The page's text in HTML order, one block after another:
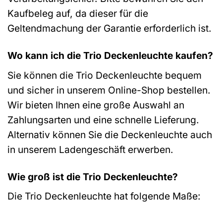
Kaufbeleg auf, da dieser für die
Geltendmachung der Garantie erforderlich ist.
Wo kann ich die Trio Deckenleuchte kaufen?
Sie können die Trio Deckenleuchte bequem
und sicher in unserem Online-Shop bestellen.
Wir bieten Ihnen eine große Auswahl an
Zahlungsarten und eine schnelle Lieferung.
Alternativ können Sie die Deckenleuchte auch
in unserem Ladengeschäft erwerben.
Wie groß ist die Trio Deckenleuchte?
Die Trio Deckenleuchte hat folgende Maße: